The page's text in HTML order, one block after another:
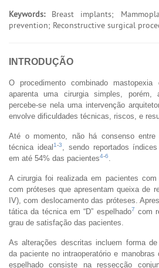
Keywords:Breast implants;
prevention; Reconstructive surgical
INTRODUÇÃO
O procedimento combinado
aparenta uma cirurgia simples, porém,
percebe-se nela uma intervenção
envolve dificuldades técnicas, riscos, e
Até o momento, não há consenso
técnica ideal 1-3
, sendo reportados
em até 54% das pacientes4-6
A cirurgia foi realizada em pacientes
com próteses que apresentam queixa de
IV), com deslocamento das próteses.
tática da técnica em “D” espelhado7 com
grau de satisfação das pacientes.
As alterações descritas incluem forma
da paciente no intraoperatório e manobras
espelhado consiste na ressecção